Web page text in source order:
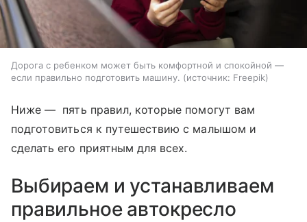
Дорога с ребенком может быть комфортной и спокойной —
если правильно подготовить машину.
источник: Freepik
Ниже — пять правил, которые помогут вам
подготовиться к путешествию с малышом и
сделать его приятным для всех.
Выбираем и устанавливаем
правильное автокресло